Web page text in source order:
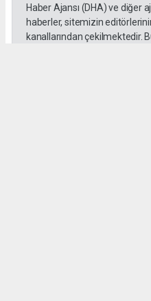
Haber Ajansı (DHA) ve diğer
haberler, sitemizin
kanallarından çekilmektedir.